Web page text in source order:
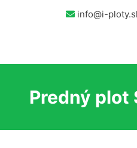
info@i-
Predný plot